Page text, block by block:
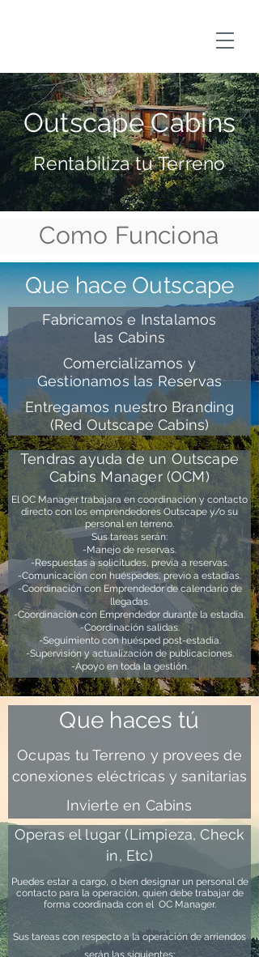
Outscape Cabins
Rentabiliza tu Terreno
Como Funciona
Que hace Outscape
Fabricamos e Instalamos
las Cabins
Comercializamos y
Gestionamos las Reservas
Entregamos nuestro Branding
(Red Outscape Cabins)
Tendras ayuda de un Outscape
Cabins Manager (OCM)
El OC Manager trabajara en coordinación y contacto
directo con los emprendedores Outscape y/o su
personal en terreno.
Sus tareas serán:
-Manejo de reservas.
-Respuestas a solicitudes, previa a reservas.
-Comunicación con huéspedes, previo a estadías.
-Coordinación con Emprendedor de calendario de
llegadas.
-Coordinación con Emprendedor durante la estadía.
-Coordinación salidas.
-Seguimiento con huésped post-estadía.
-Supervisión y actualización de publicaciones.
-Apoyo en toda la gestión.
Que haces tú
Ocupas tu Terreno y provees de
conexiones eléctricas y sanitarias
Invierte en Cabins
Operas el lugar (Limpieza, Check
in, Etc)
Puedes estar a cargo, o bien designar un personal de
contacto para la operación, quien debe trabajar de
forma coordinada con el OC Manager.
Sus tareas con respecto a la operación de arriendos
serán las siguientes: